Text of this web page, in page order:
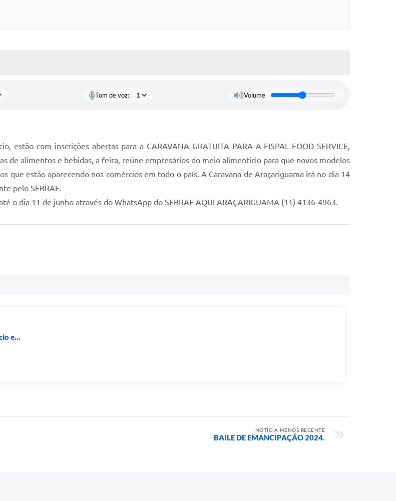
Tom de voz: Volume
estão com inscrições abertas para a CARAVANA GRATUITA PARA A FISPAL FOOD SERVICE,
de alimentos e bebidas, a feira, reúne empresários do meio alimentício para que novos modelos
que estão aparecendo nos comércios em todo o país. A Caravana de Araçariguama irá no dia 14
pelo SEBRAE.
o dia 11 de junho através do WhatsApp do SEBRAE AQUI ARAÇARIGUAMA (11) 4136-4963.
e...
NOTÍCIA MENOS RECENTE
BAILE DE EMANCIPAÇÃO 2024.